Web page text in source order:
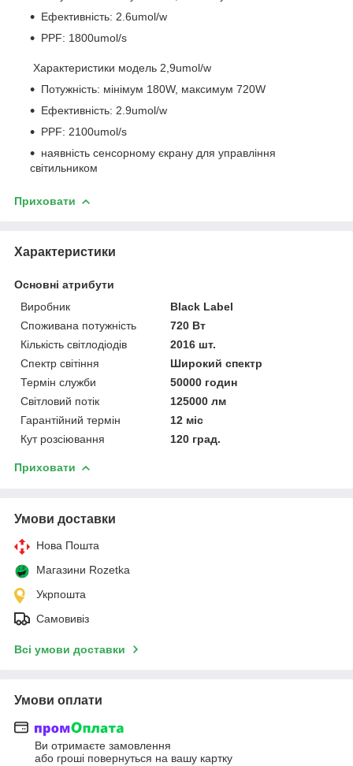
Ефективність: 2.6umol/w
PPF: 1800umol/s
Характеристики модель 2,9umol/w
Потужність: мінімум 180W, максимум 720W
Ефективність: 2.9umol/w
PPF: 2100umol/s
наявність сенсорному єкрану для управління
світильником
Приховати
Характеристики
Основні атрибути
Виробник
Black Label
Споживана потужність
720 Вт
Кількість світлодіодів
2016 шт.
Спектр світіння
Широкий спектр
Термін служби
50000 годин
Світловий потік
125000 лм
Гарантійний термін
12 міс
Кут розсіювання
120 град.
Приховати
Умови доставки
Нова Пошта
Магазини Rozetka
Укрпошта
Самовивіз
Всі умови доставки
Умови оплати
Ви отримаєте замовлення
або гроші повернуться на вашу картку